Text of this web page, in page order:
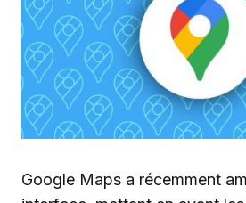
Google Maps a récemment